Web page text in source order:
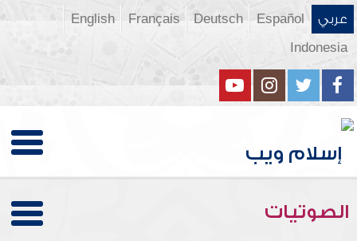
عربي Español
Deutsch
Français
English
Indonesia
الصوتيات